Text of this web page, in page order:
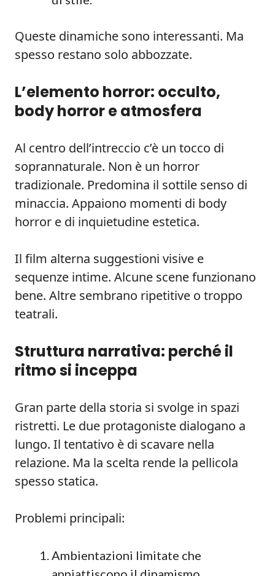
Queste dinamiche sono interessanti. Ma
spesso restano solo abbozzate.
L’elemento horror: occulto,
body horror e atmosfera
Al centro dell’intreccio c’è un tocco di
soprannaturale. Non è un horror
tradizionale. Predomina il sottile senso di
minaccia. Appaiono momenti di body
horror e di inquietudine estetica.
Il film alterna suggestioni visive e
sequenze intime. Alcune scene funzionano
bene. Altre sembrano ripetitive o troppo
teatrali.
Struttura narrativa: perché il
ritmo si inceppa
Gran parte della storia si svolge in spazi
ristretti. Le due protagoniste dialogano a
lungo. Il tentativo è di scavare nella
relazione. Ma la scelta rende la pellicola
spesso statica.
Problemi principali:
Ambientazioni limitate che